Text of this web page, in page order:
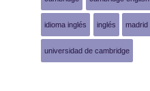
idioma inglés inglés madrid
universidad de cambridge